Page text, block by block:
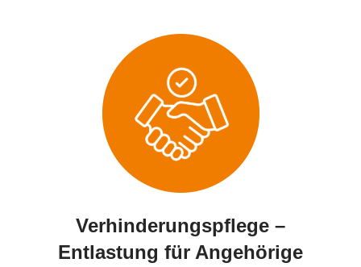
Verhinderungspflege –
Entlastung für Angehörige